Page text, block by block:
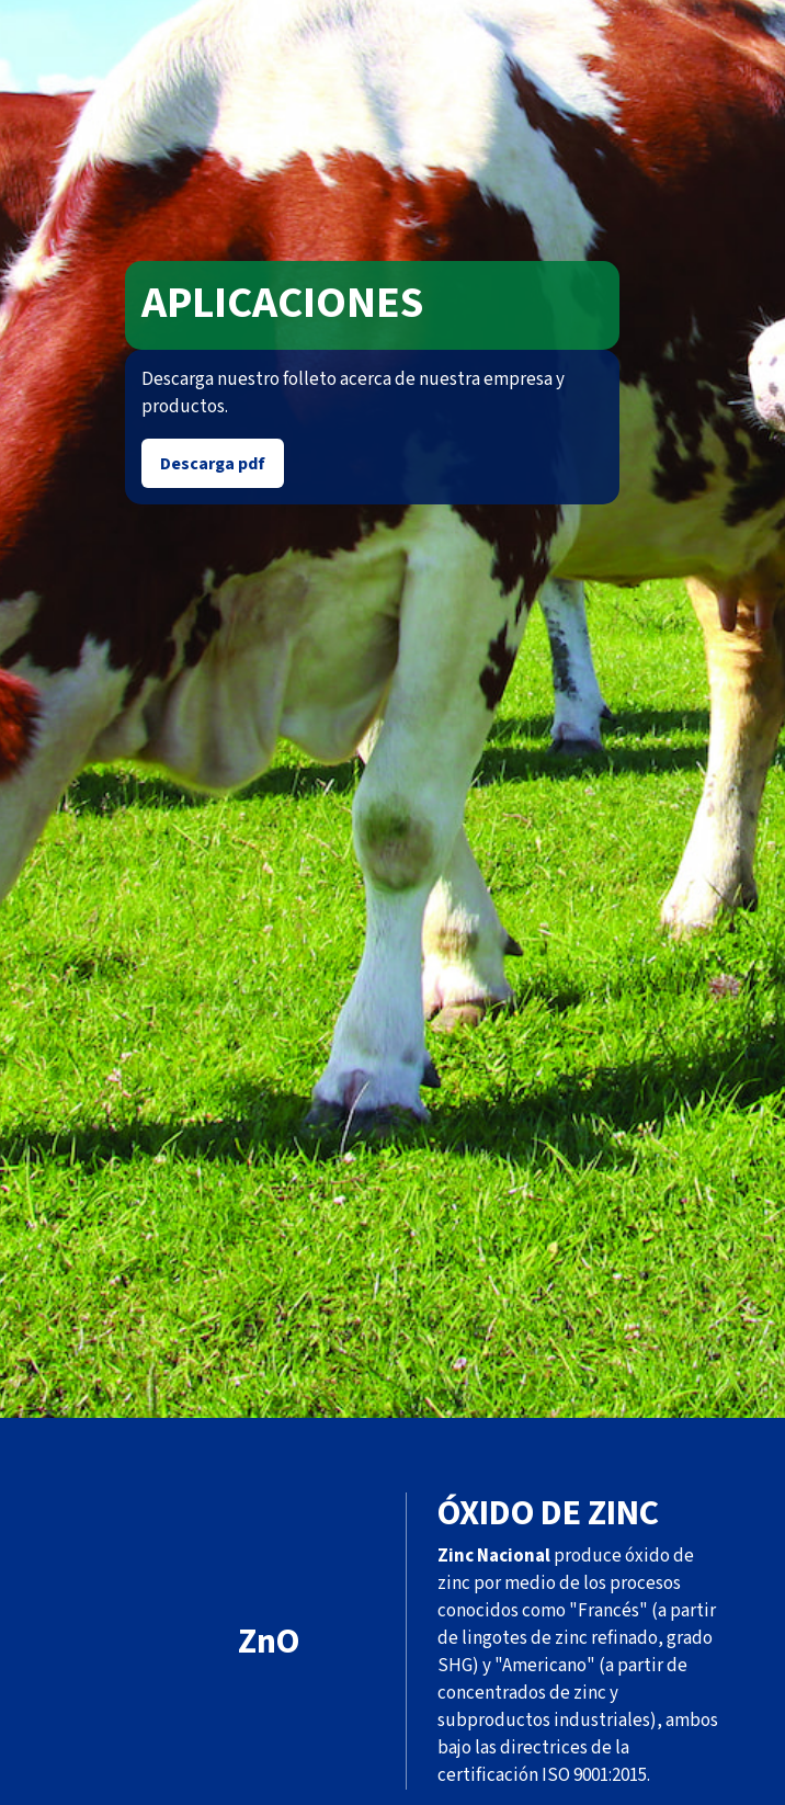
APLICACIONES
Descarga nuestro folleto acerca de nuestra empresa y
productos.
Descarga pdf
ZnO
ÓXIDO DE ZINC
Zinc Nacionalproduce óxido de
zinc por medio de los procesos
conocidos como "Francés" (a partir
de lingotes de zinc refinado, grado
SHG) y "Americano" (a partir de
concentrados de zinc y
subproductos industriales), ambos
bajo las directrices de la
certificación ISO 9001:2015.